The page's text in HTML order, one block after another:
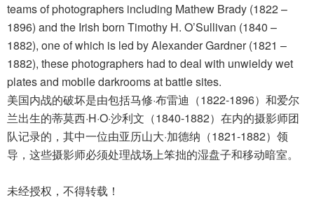
teams of photographers including Mathew Brady (1822 –
1896) and the Irish born Timothy H. O’Sullivan (1840 –
1882), one of which is led by Alexander Gardner (1821 –
1882), these photographers had to deal with unwieldy wet
plates and mobile darkrooms at battle sites.
美国内战的破坏是由包括马修·布雷迪（1822-1896）和爱尔
兰出生的蒂莫西·H·O·沙利文（1840-1882）在内的摄影师团
队记录的，其中一位由亚历山大·加德纳（1821-1882）领
导，这些摄影师必须处理战场上笨拙的湿盘子和移动暗室。
未经授权，不得转载！